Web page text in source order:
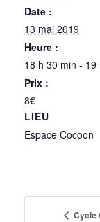
Date :
13 mai 2019
Heure :
18 h 30 min - 19
Prix :
8€
LIEU
Espace Cocoon
Cycle